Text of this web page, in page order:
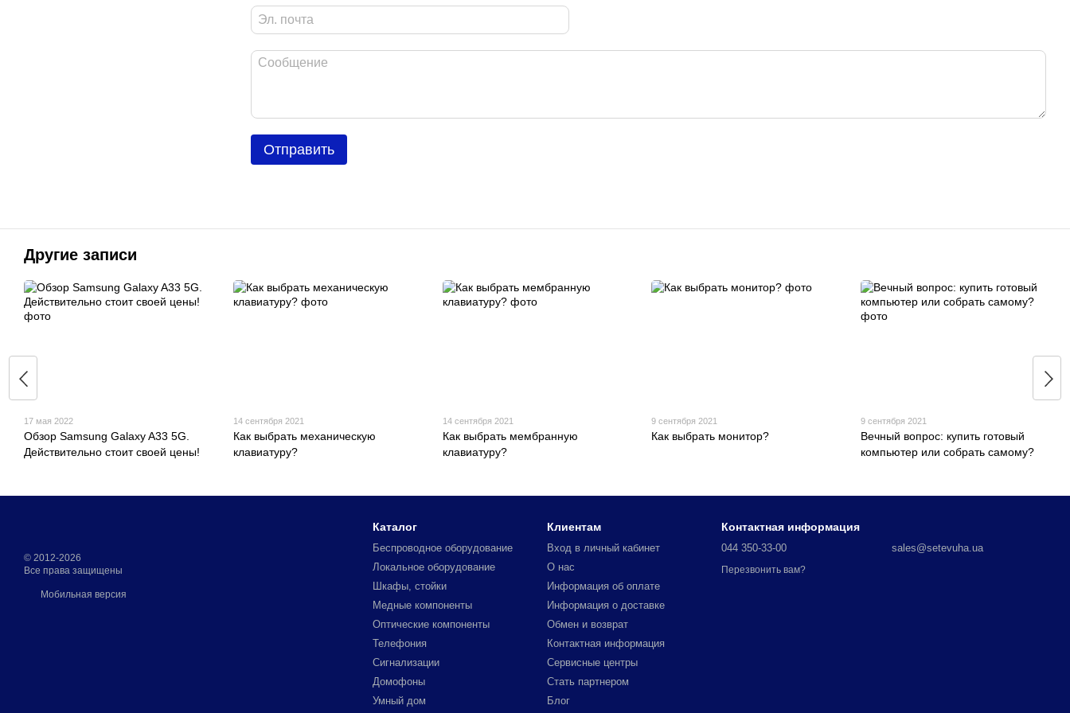
Отправить
Другие записи
17 мая 2022
Обзор Samsung Galaxy A33 5G.
Действительно стоит своей цены!
14 сентября 2021
Как выбрать механическую
клавиатуру?
14 сентября 2021
Как выбрать мембранную
клавиатуру?
9 сентября 2021
Как выбрать монитор?
9 сентября 2021
Вечный вопрос: купить готовый
компьютер или собрать самому?
© 2012-2026
Все права защищены
Мобильная версия
Каталог
Беспроводное оборудование
Локальное оборудование
Шкафы, стойки
Медные компоненты
Оптические компоненты
Телефония
Сигнализации
Домофоны
Умный дом
Клиентам
Вход в личный кабинет
О нас
Информация об оплате
Информация о доставке
Обмен и возврат
Контактная информация
Сервисные центры
Стать партнером
Блог
Контактная информация
044 350-33-00
Перезвонить вам?
sales@setevuha.ua